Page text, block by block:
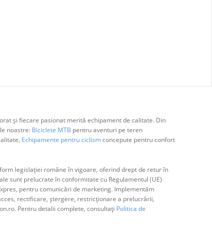
și fiecare pasionat merită echipament de calitate. Din
noastre:Biciclete MTB pentru aventuri pe teren
Echipamente pentru ciclismconcepute pentru confort
legislației române în vigoare, oferind drept de retur în
sunt prelucrate în conformitate cu Regulamentul (UE)
pentru comunicări de marketing. Implementăm
rectificare, ștergere, restricționare a prelucrării,
Pentru detalii complete, consultați Politica de